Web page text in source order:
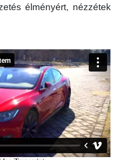
élményért, nézzétek